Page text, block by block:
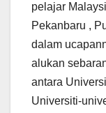
pelajar
Pekanbaru ,
dalam
alukan
antara
Universiti-